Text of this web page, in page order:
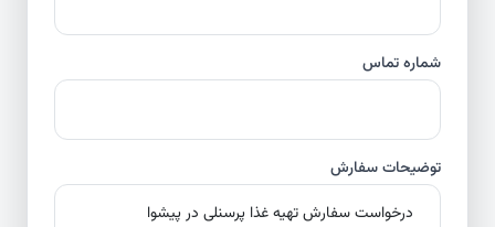
شماره تماس
توضیحات سفارش